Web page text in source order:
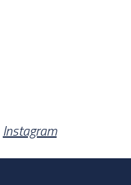
Instagram